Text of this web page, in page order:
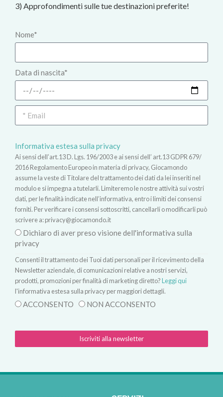
3) Approfondimenti sulle tue destinazioni preferite!
Nome*
Data di nascita*
Informativa estesa sulla privacy
Ai sensi dell’art.13 D. Lgs. 196/2003 e ai sensi dell’ art.13 GDPR 679/
2016 Regolamento Europeo in materia di privacy, Giocamondo
assume la veste di Titolare del trattamento dei dati da lei inseriti nel
modulo e si impegna a tutelarli. Limiteremo le nostre attività sui vostri
dati, per le finalità indicate nell’informativa, entro i limiti dei consensi
forniti. Per verificare i consensi sottoscritti, cancellarli o modificarli può
scrivere a:privacy@giocamondo.it
Dichiaro di aver preso visione dell'informativa sulla
privacy
Consenti il trattamento dei Tuoi dati personali per il ricevimento della
Newsletter aziendale, di comunicazioni relative a nostri servizi,
prodotti, promozioni per finalità di marketing diretto?Leggi qui
l'informativa estesa sulla privacy per maggiori dettagli.
ACCONSENTO NON ACCONSENTO
Iscriviti alla newsletter